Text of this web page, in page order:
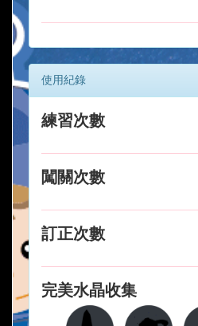
使用紀錄
練習次數
闖關次數
訂正次數
完美水晶收集